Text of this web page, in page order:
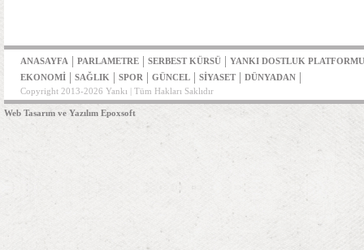
ANASAYFA | PARLAMETRE | SERBEST KÜRSÜ | YANKI DOSTLUK PLATFORMU
EKONOMİ | SAĞLIK | SPOR | GÜNCEL | SİYASET | DÜNYADAN |
Copyright 2013-2026 Yankı | Tüm Hakları Saklıdır
Web Tasarım ve Yazılım Epoxsoft